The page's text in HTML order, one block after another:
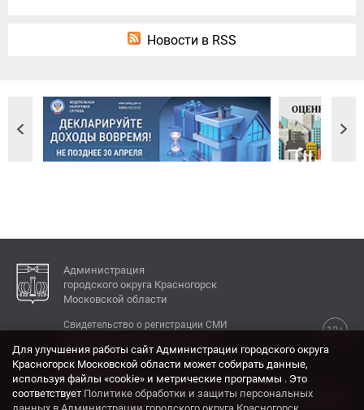
Новости в RSS
Администрация
городского округа Красногорск
Московской области
12+
Свидетельство о регистрации СМИ
КОНТАКТЫ
Адрес: 143404, Московская область, г. Красногорск,
Для улучшения работы сайт Администрации городского округа
Красногорск Московской области может собирать данные,
используя файлы «cookie» и метрические программы . Это
соответствует Политике обработки и защиты персональных